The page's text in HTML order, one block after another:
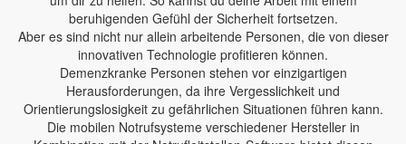
beruhigenden Gefühl der Sicherheit fortsetzen.
Aber es sind nicht nur allein arbeitende Personen, die von dieser
innovativen Technologie profitieren können.
Demenzkranke Personen stehen vor einzigartigen
Herausforderungen, da ihre Vergesslichkeit und
Orientierungslosigkeit zu gefährlichen Situationen führen kann.
Die mobilen Notrufsysteme verschiedener Hersteller in